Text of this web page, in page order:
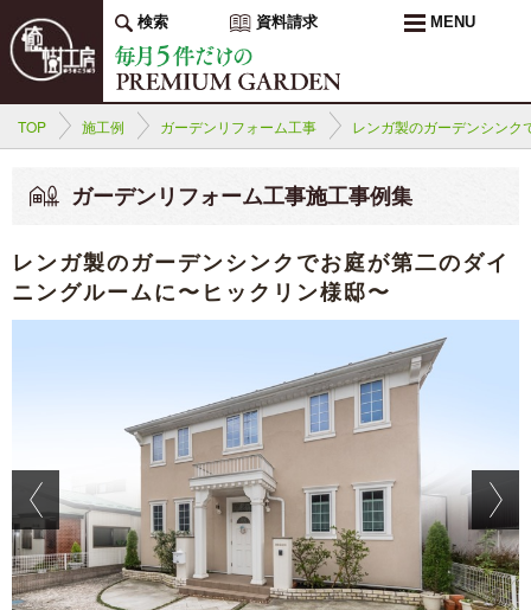
検索 資料請求 MENU
TOP 施工例 ガーデンリフォーム工事 レンガ製のガーデンシンク
ガーデンリフォーム工事施工事例集
レンガ製のガーデンシンクでお庭が第二のダイ
ニングルームに〜ヒックリン様邸〜